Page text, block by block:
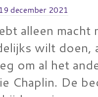
december 2021
alleen macht
wilt doen,
om al het
Chaplin. De